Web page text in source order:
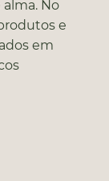
No
e
em